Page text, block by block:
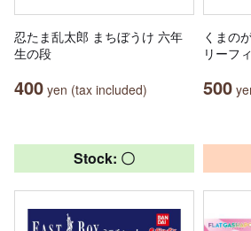
忍たま乱太郎 まちぼうけ 六年
生の段
400 yen (tax included)
くまの
リーフ
500
Stock: 〇